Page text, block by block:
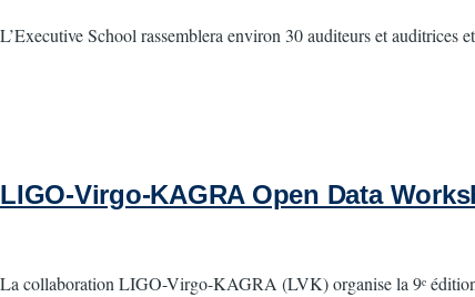
L’Executive School rassemblera environ 30 auditeurs et auditrices
LIGO-Virgo-KAGRA Open Data
La collaboration LIGO-Virgo-KAGRA (LVK) organise la 9ᵉ